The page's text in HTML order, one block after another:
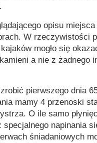
opisu
W rzeczywistości
mogło się
a nie z żadnego
pierwszego dnia
mamy 4 przenoski
O ile samo
specjalnego napinania
śniadaniowych